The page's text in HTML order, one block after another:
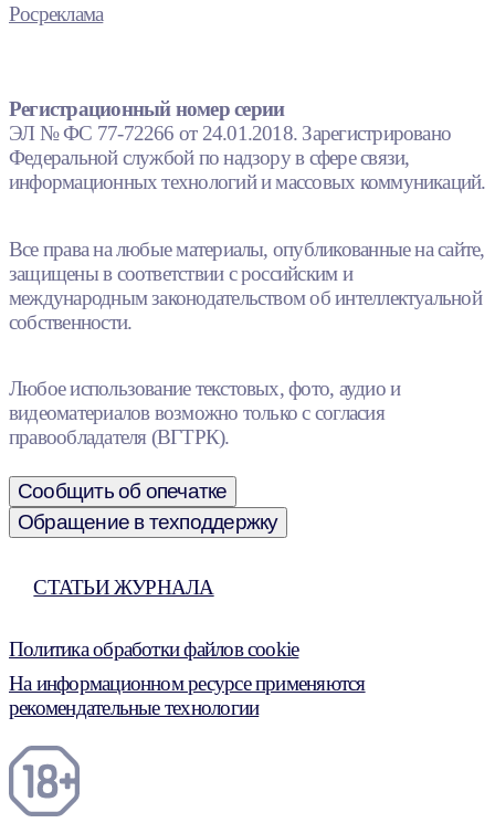
Росреклама
Регистрационный номер серии
ЭЛ № ФС 77-72266 от 24.01.2018. Зарегистрировано
Федеральной службой по надзору в сфере связи,
информационных технологий и массовых коммуникаций.
Все права на любые материалы, опубликованные на сайте,
защищены в соответствии с российским и
международным законодательством об интеллектуальной
собственности.
Любое использование текстовых, фото, аудио и
видеоматериалов возможно только с согласия
правообладателя (ВГТРК).
Сообщить об опечатке
Обращение в техподдержку
СТАТЬИ ЖУРНАЛА
Политика обработки файлов cookie
На информационном ресурсе применяются
рекомендательные технологии